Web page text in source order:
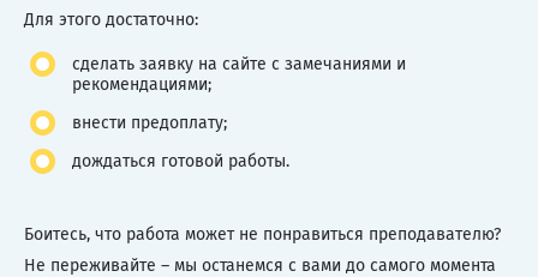
Для этого достаточно:
сделать заявку на сайте с замечаниями и
рекомендациями;
внести предоплату;
дождаться готовой работы.
Боитесь, что работа может не понравиться преподавателю?
Не переживайте – мы останемся с вами до самого момента